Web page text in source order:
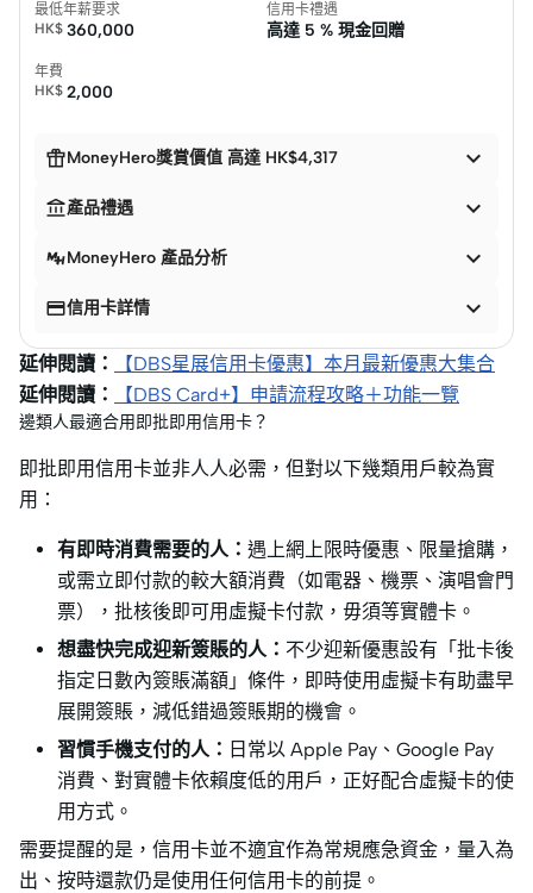
最低年薪要求
HK$ 360,000
信用卡禮遇
高達 5 % 現金回贈
年費
HK$ 2,000
MoneyHero獎賞價值 高達 HK$4,317 
產品禮遇 
MoneyHero 產品分析 
信用卡詳情 
延伸閱讀：
【DBS星展信用卡優惠】本月最新優惠大集合
延伸閱讀：
【DBS Card+】申請流程攻略＋功能一覽
邊類人最適合用即批即用信用卡？
即批即用信用卡並非人人必需，但對以下幾類用戶較為實
用：
有即時消費需要的人： 遇上網上限時優惠、限量搶購，
或需立即付款的較大額消費（如電器、機票、演唱會門
票），批核後即可用虛擬卡付款，毋須等實體卡。
想盡快完成迎新簽賬的人： 不少迎新優惠設有「批卡後
指定日數內簽賬滿額」條件，即時使用虛擬卡有助盡早
展開簽賬，減低錯過簽賬期的機會。
習慣手機支付的人： 日常以 Apple Pay、Google Pay
消費、對實體卡依賴度低的用戶，正好配合虛擬卡的使
用方式。
需要提醒的是，信用卡並不適宜作為常規應急資金，量入為
出、按時還款仍是使用任何信用卡的前提。